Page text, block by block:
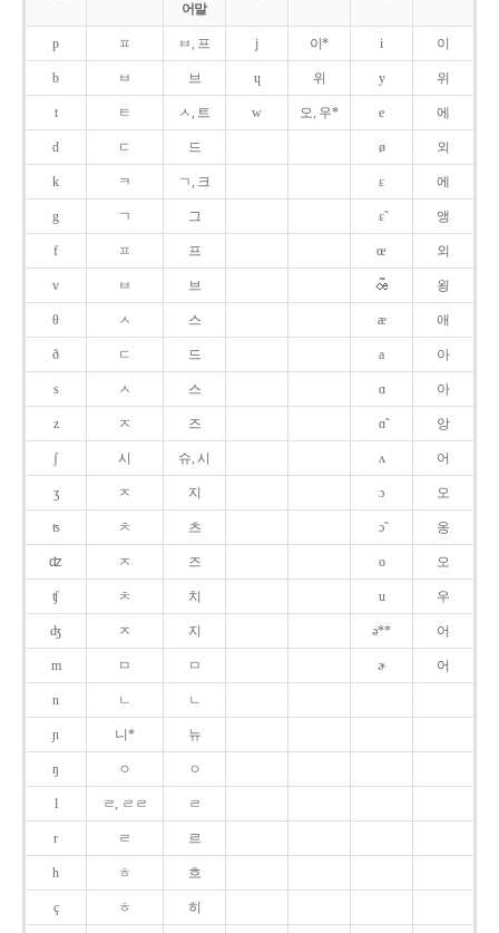
어말
p ㅍ ㅂ, 프 j 이* i 이
b ㅂ 브 ɥ 위 y 위
t ㅌ ㅅ, 트 w 오, 우* e 에
d ㄷ 드 ø 외
k ㅋ ㄱ, 크 ɛ 에
g ㄱ 그 ɛ̃ 앵
f ㅍ 프 œ 외
v ㅂ 브 욍
θ ㅅ 스 æ 애
ð ㄷ 드 a 아
s ㅅ 스 ɑ 아
z ㅈ 즈 ɑ̃ 앙
ʃ 시 슈, 시 ʌ 어
ʒ ㅈ 지 ɔ 오
ʦ ㅊ 츠 ɔ̃ 옹
ʣ ㅈ 즈 o 오
ʧ ㅊ 치 u 우
ʤ ㅈ 지 ə** 어
m ㅁ ㅁ ɚ 어
n ㄴ ㄴ
ɲ 니* 뉴
ŋ ㅇ ㅇ
l ㄹ, ㄹㄹ ㄹ
r ㄹ 르
h ㅎ 흐
ç ㅎ 히